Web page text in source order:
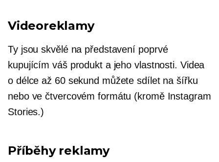
Videoreklamy
Ty jsou skvělé na představení poprvé
kupujícím váš produkt a jeho vlastnosti. Videa
o délce až 60 sekund můžete sdílet na šířku
nebo ve čtvercovém formátu (kromě Instagram
Stories.)
Příběhy reklamy